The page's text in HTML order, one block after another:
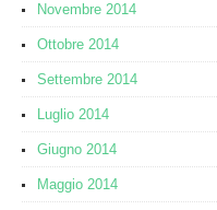
Novembre 2014
Ottobre 2014
Settembre 2014
Luglio 2014
Giugno 2014
Maggio 2014